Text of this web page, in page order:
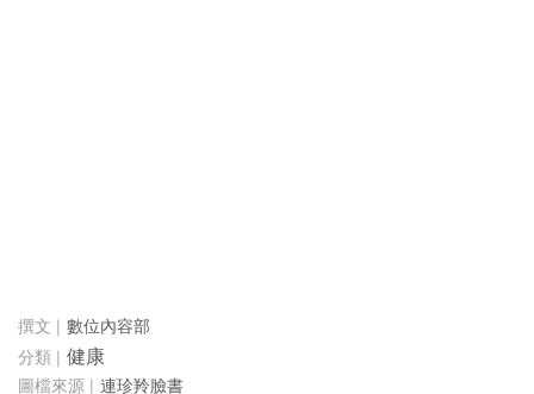
數位內容部
健康
連珍羚臉書